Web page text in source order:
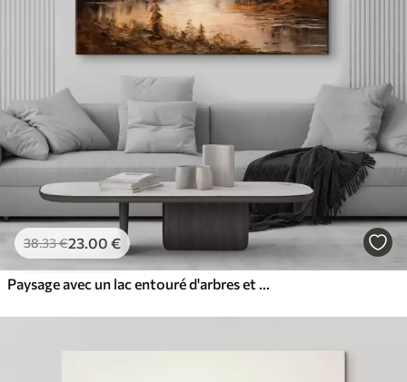
38.33€23.00 €
Paysage avec un lac entouré d'arbres et de montagnes en arrière-plan, ciel orange avec le soleil